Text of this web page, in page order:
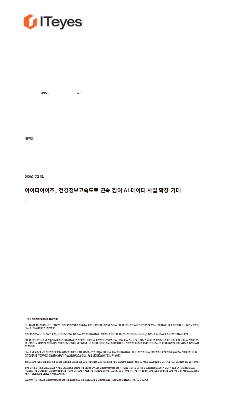
투자정보 뉴스
NEWS
2026년 6월 8일
아이티아이즈, 건강정보고속도로 연속 참여 AI·데이터 사업 확장 기대
│의료 마이데이터 플랫폼 역량 입증
코스닥 상장 정보통신기술(ICT) 전문기업 아이티아이즈(대표 이성남)는 한국보건의료정보원이 추진하는 '건강정보고속도로(본인진료기록열람지원시스템) 데이터 제공 의료기관 확산 및 기능 고도화
6차 사업'을 수주했다고 7일 밝혔다.
아이티아이즈는 보건복지부와 한국보건의료정보원이 추진하는 국가 의료 마이데이터 플랫폼 사업인 '건강정보고속도로(My HealthWay)' 구축 사업에 1차부터 지속적으로 참여해 왔다.
건강정보고속도로 사업은 국민이 본인의 의료마이데이터를 직접 조회·활용할 수 있도록 의료기관별로 분산되어 있는 진료, 처방, 건강검진, 예방접종 등의 정보를 안전하게 연계·활용하는 국가 디지털
헬스케어 핵심 사업이다. 특히차세대 국제 의료정보표준인 상호운용성 신속 의료정보(FHIR) 기반 국제표준과 의료 마이데이터 체계를 중심으로 의료정보의 안전한 유통 및 활용 생태계를 구축하는 데
목적이 있다.
6차 사업은 환자 중심의 의료데이터 공유 생태계를 실제 의료 현장에 정착시키고, 국민이 체감할 수 있는 의료 마이데이터 서비스를 고도화하는 것을 목표로 한다. 아이티아이즈는 그동안 축적해 온
대규모 플랫폼 구축 역량과 의료 데이터 연계 기술력을 바탕으로 이번 사업을 성공적으로 이끈다는 계획이다.
특히 △연계기관 확산을 통한 환자 중심의 진료·돌봄 연속성 확보 △중계플랫폼의 운영기반 강화를 통한 안정성 및 효율성 극대화 △서비스 고도화를 통한 국민 체감 성과 확대를 더 보강할 계획이다.
회사 관계자는 “건강정보고속도로 사업은 단순한 의료 정보 연계를 넘어 대한민국의 의료 마이데이터 생태계 기반을 구축하는 국가 핵심 프로젝트라는 점에서 의미가 크다”며 “아이티아이즈는
지속적인 사업 참여를 통해 공공 데이터 플랫폼 구축 및 대규모 연계 사업 수행 역량을 입증해왔다”고 했다. 또한 “이번 6차 사업 수주를 통해 연계기관 확산, 플랫폼 운영기반 강화, 서비스 고도화라는
세 가지 핵심 목표를 달성할 것”이라고 밝혔다.
그는 이어 “궁극적으로 의료 마이데이터 생태계를 활성화하고 환자 중심의 고품질 의료서비스를 구현하는 데 최선을 다하겠다”고 강조했다.